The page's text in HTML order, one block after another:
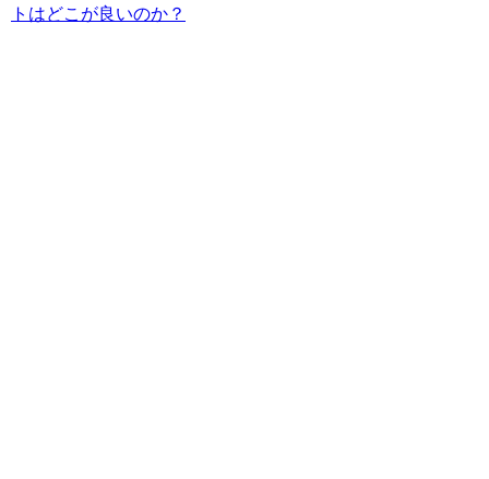
トはどこが良いのか？